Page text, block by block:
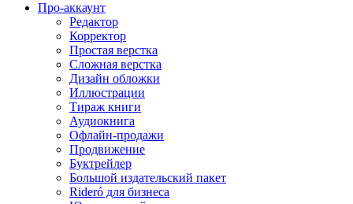
Про-аккаунт
Редактор
Корректор
Простая верстка
Сложная верстка
Дизайн обложки
Иллюстрации
Тираж книги
Аудиокнига
Офлайн-продажи
Продвижение
Буктрейлер
Большой издательский пакет
Rideró для бизнеса